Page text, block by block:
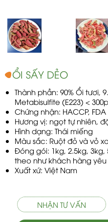
ỔI SẤY DẺO
Thành phần: 90% Ổi tươi,
Metabisulfite (E223) <
Chứng nhận: HACCP, FDA
Hương vị: ngọt tự nhiên,
Hình dạng: Thái miếng
Màu sắc: Ruột đỏ và vỏ
Đóng gói: 1kg, 2.5kg,
theo như khách hàng
Xuất xứ: Việt Nam
NHẬN TƯ VẤN